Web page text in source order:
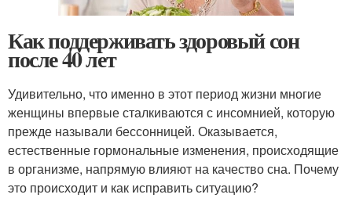
Как поддерживать здоровый сон
после 40 лет
Удивительно, что именно в этот период жизни многие
женщины впервые сталкиваются с инсомнией, которую
прежде называли бессонницей. Оказывается,
естественные гормональные изменения, происходящие
в организме, напрямую влияют на качество сна. Почему
это происходит и как исправить ситуацию?